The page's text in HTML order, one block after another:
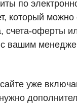
по
который можно
счета-оферты
с вашим
уже